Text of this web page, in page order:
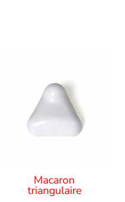
Macaron
triangulaire